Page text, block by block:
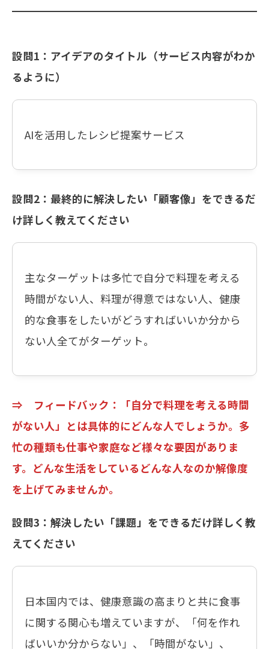
設問1：アイデアのタイトル（サービス内容がわか
るように）
AIを活用したレシピ提案サービス
設問2：最終的に解決したい「顧客像」をできるだ
け詳しく教えてください
主なターゲットは多忙で自分で料理を考える
時間がない人、料理が得意ではない人、健康
的な食事をしたいがどうすればいいか分から
ない人全てがターゲット。
⇒ フィードバック：「自分で料理を考える時間
がない人」とは具体的にどんな人でしょうか。多
忙の種類も仕事や家庭など様々な要因がありま
す。どんな生活をしているどんな人なのか解像度
を上げてみませんか。
設問3：解決したい「課題」をできるだけ詳しく教
えてください
日本国内では、健康意識の高まりと共に食事
に関する関心も増えていますが、「何を作れ
ばいいか分からない」、「時間がない」、